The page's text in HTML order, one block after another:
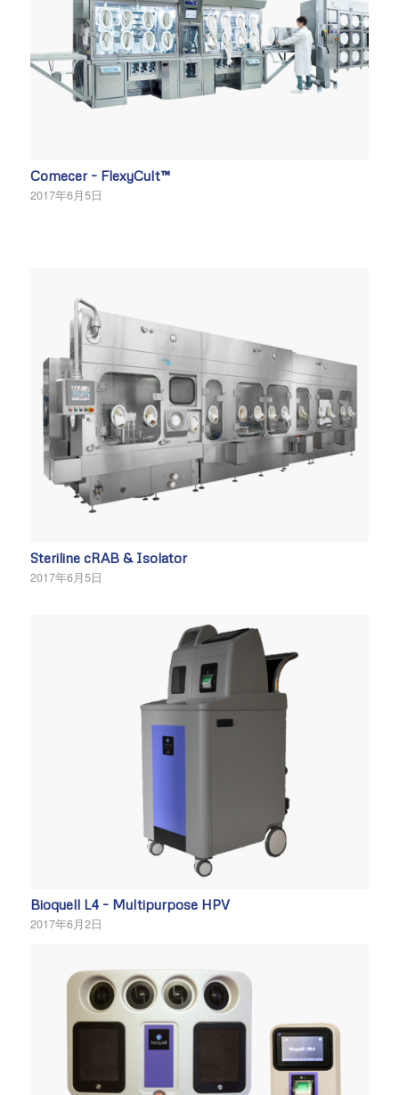
Comecer – FlexyCult™
2017年6月5日
Steriline cRAB & Isolator
2017年6月5日
Bioquell L4 – Multipurpose HPV
2017年6月2日